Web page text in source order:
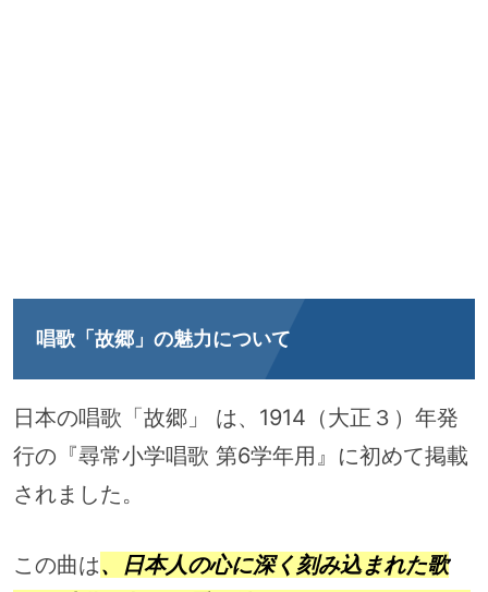
唱歌「故郷」の魅力について
日本の唱歌「故郷」 は、1914（大正３）年発
行の『尋常小学唱歌 第6学年用』に初めて掲載
されました。
この曲は、日本人の心に深く刻み込まれた歌